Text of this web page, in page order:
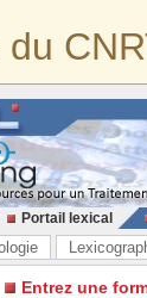
Portail lexical
Entrez une